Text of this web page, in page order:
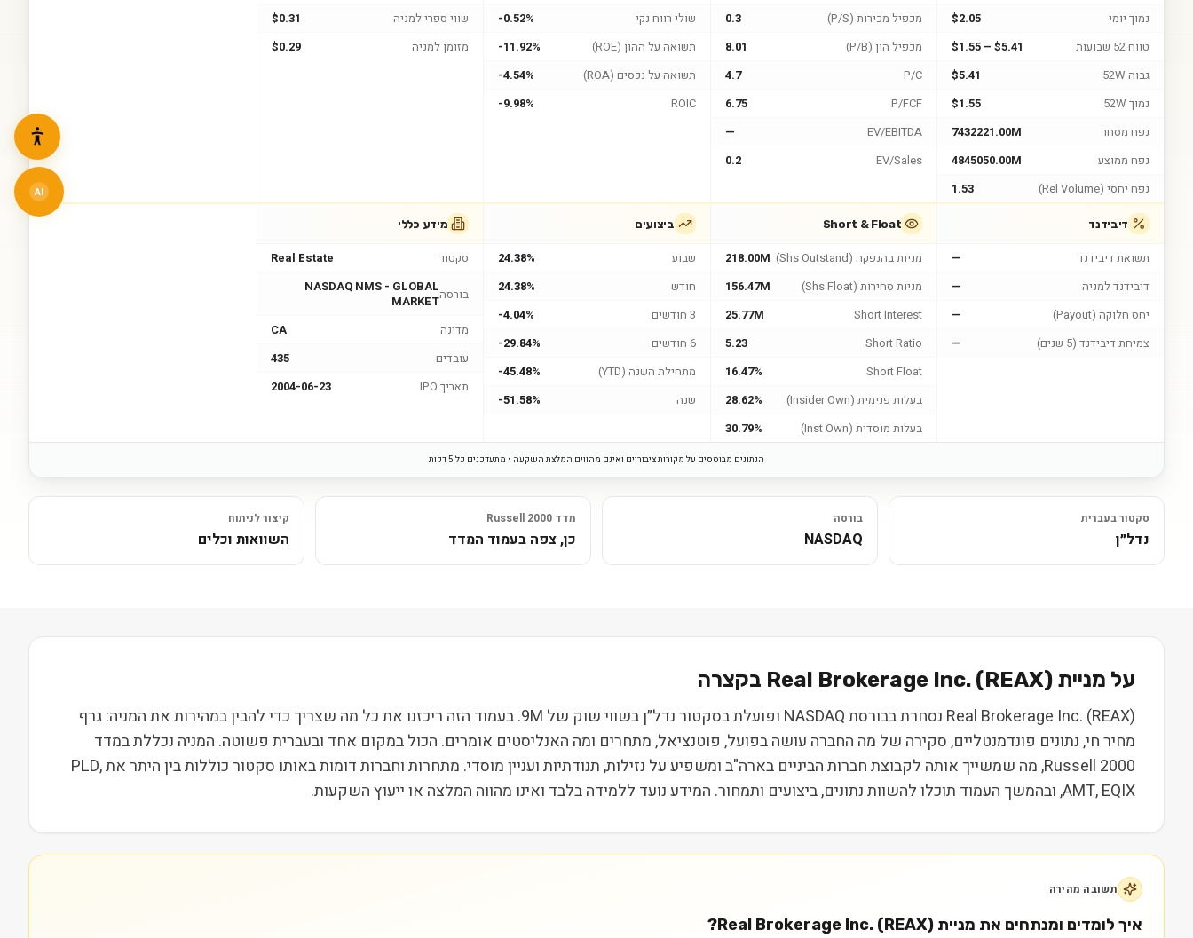
נמוך יומי
$2.05
טווח 52 שבועות
$1.55 – $5.41
גבוה 52W
$5.41
נמוך 52W
$1.55
נפח מסחר
7432221.00M
נפח ממוצע
4845050.00M
נפח יחסי (Rel Volume)
1.53
מכפיל מכירות (P/S)
0.3
מכפיל הון (P/B)
8.01
P/C
4.7
P/FCF
6.75
EV/EBITDA
—
EV/Sales
0.2
שולי רווח נקי
-0.52%
תשואה על ההון (ROE)
-11.92%
תשואה על נכסים (ROA)
-4.54%
ROIC
-9.98%
שווי ספרי למניה
$0.31
מזומן למניה
$0.29
דיבידנד
תשואת דיבידנד
—
דיבידנד למניה
—
יחס חלוקה (Payout)
—
צמיחת דיבידנד (5 שנים)
—
Short & Float
מניות בהנפקה (Shs Outstand)
218.00M
מניות סחירות (Shs Float)
156.47M
Short Interest
25.77M
Short Ratio
5.23
Short Float
16.47%
בעלות פנימית (Insider Own)
28.62%
בעלות מוסדית (Inst Own)
30.79%
ביצועים
שבוע
24.38%
חודש
24.38%
3 חודשים
-4.04%
6 חודשים
-29.84%
מתחילת השנה (YTD)
-45.48%
שנה
-51.58%
מידע כללי
סקטור Real Estate
בורסהNASDAQ NMS - GLOBAL
MARKET
מדינה
CA
עובדים
435
תאריך IPO
2004-06-23
הנתונים מבוססים על מקורות ציבוריים ואינם מהווים המלצת השקעה • מתעדכנים כל 5 דקות
סקטור בעברית
נדל״ן
בורסה
NASDAQ
מדד Russell 2000
כן, צפה בעמוד המדד
קיצור לניתוח
השוואות וכלים
על מניית Real Brokerage Inc. (REAX) בקצרה
Real Brokerage Inc. (REAX) נסחרת בבורסת NASDAQ ופועלת בסקטור נדל״ן בשווי שוק של 9M. בעמוד הזה ריכזנו את כל מה שצריך כדי להבין במהירות את המניה: גרף
מחיר חי, נתונים פונדמנטליים, סקירה של מה החברה עושה בפועל, פוטנציאל, מתחרים ומה האנליסטים אומרים. הכול במקום אחד ובעברית פשוטה. המניה נכללת במדד
Russell 2000, מה שמשייך אותה לקבוצת חברות הביניים בארה"ב ומשפיע על נזילות, תנודתיות ועניין מוסדי. מתחרות וחברות דומות באותו סקטור כוללות בין היתר את PLD,
AMT, EQIX, ובהמשך העמוד תוכלו להשוות נתונים, ביצועים ותמחור. המידע נועד ללמידה בלבד ואינו מהווה המלצה או ייעוץ השקעות.
תשובה מהירה
איך לומדים ומנתחים את מניית Real Brokerage Inc. (REAX)?
AI